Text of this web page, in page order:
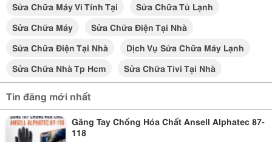
Sửa Chữa Máy Vi Tính Tại
Sửa Chữa Tủ Lạnh
Sửa Chữa Máy
Sửa Chữa Điện Tại Nhà
Sửa Chữa Điện Tại Nhà
Dịch Vụ Sửa Chữa Máy Lạnh
Sửa Chữa Nhà Tp Hcm
Sửa Chữa Tivi Tại Nhà
Tin đăng mới nhất
Găng Tay Chống Hóa Chất Ansell Alphatec 87-
118